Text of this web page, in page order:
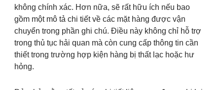
không chính xác. Hơn nữa, sẽ rất hữu ích nếu bao
gồm một mô tả chi tiết về các mặt hàng được vận
chuyển trong phần ghi chú. Điều này không chỉ hỗ trợ
trong thủ tục hải quan mà còn cung cấp thông tin cần
thiết trong trường hợp kiện hàng bị thất lạc hoặc hư
hỏng.